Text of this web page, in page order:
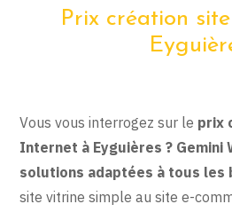
Prix création
Vous vous interrogez sur le prix
Internet à Eyguières ? Gemini
solutions adaptées à tous les
site vitrine simple au site e-